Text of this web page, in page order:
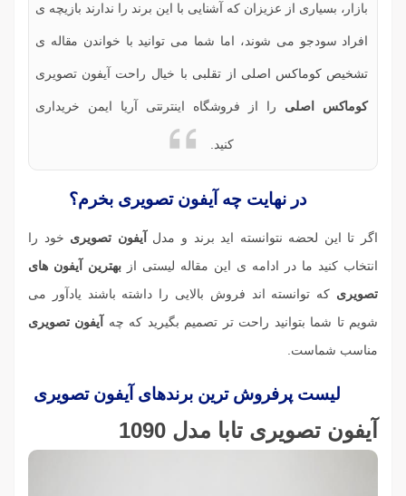
بازار، بسیاری از عزیزان که آشنایی با این برند را ندارند بازیچه ی
افراد سودجو می شوند، اما شما می توانید با خواندن مقاله ی
تشخیص کوماکس اصلی از تقلبی با خیال راحت آیفون تصویری
کوماکس اصلی را از فروشگاه اینترنتی آریا ایمن خریداری
کنید.
در نهایت چه آیفون تصویری بخرم؟
اگر تا این لحضه نتوانسته اید برند و مدل آیفون تصویری خود را
انتخاب کنید ما در ادامه ی این مقاله لیستی از
بهترین آیفون های
تصویری که توانسته اند فروش بالایی را داشته باشند یادآور می
شویم تا شما بتوانید راحت تر تصمیم بگیرید که چه
آیفون تصویری
مناسب شماست.
لیست پرفروش ترین برندهای آیفون تصویری
آیفون تصویری تابا مدل 1090